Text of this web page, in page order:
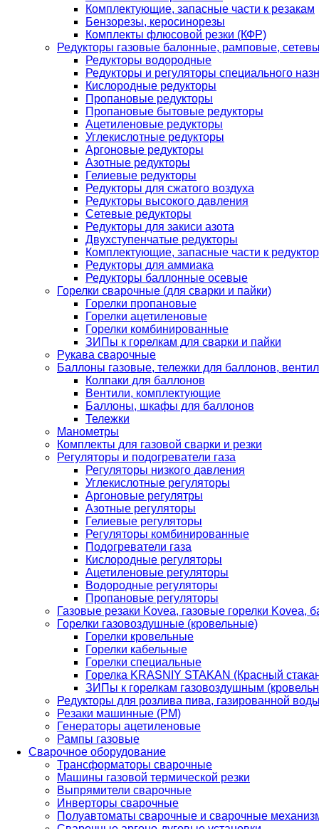
Комплектующие, запасные части к резакам
Бензорезы, керосинорезы
Комплекты флюсовой резки (КФР)
Редукторы газовые балонные, рамповые,
Редукторы водородные
Редукторы и регуляторы специального
Кислородные редукторы
Пропановые редукторы
Пропановые бытовые редукторы
Ацетиленовые редукторы
Углекислотные редукторы
Аргоновые редукторы
Азотные редукторы
Гелиевые редукторы
Редукторы для сжатого воздуха
Редукторы высокого давления
Сетевые редукторы
Редукторы для закиси азота
Двухступенчатые редукторы
Комплектующие, запасные части к
Редукторы для аммиака
Редукторы баллонные осевые
Горелки сварочные (для сварки и пайки)
Горелки пропановые
Горелки ацетиленовые
Горелки комбинированные
ЗИПы к горелкам для сварки и пайки
Рукава сварочные
Баллоны газовые, тележки для баллонов,
Колпаки для баллонов
Вентили, комплектующие
Баллоны, шкафы для баллонов
Тележки
Манометры
Комплекты для газовой сварки и резки
Регуляторы и подогреватели газа
Регуляторы низкого давления
Углекислотные регуляторы
Аргоновые регулятры
Азотные регуляторы
Гелиевые регуляторы
Регуляторы комбинированные
Подогреватели газа
Кислородные регуляторы
Ацетиленовые регуляторы
Водородные регуляторы
Пропановые регуляторы
Газовые резаки Kovea, газовые горелки Kovea,
Горелки газовоздушные (кровельные)
Горелки кровельные
Горелки кабельные
Горелки специальные
Горелка KRASNIY STAKAN (Красный
ЗИПы к горелкам газовоздушным
Редукторы для розлива пива, газированной
Резаки машинные (РМ)
Генераторы ацетиленовые
Рампы газовые
Сварочное оборудование
Трансформаторы сварочные
Машины газовой термической резки
Выпрямители сварочные
Инверторы сварочные
Полуавтоматы сварочные и сварочные